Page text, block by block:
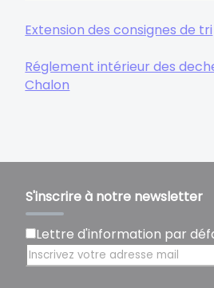
Extension des consignes de tri
Réglement intérieur des
Chalon
S'inscrire à notre newsletter
Lettre d'information par